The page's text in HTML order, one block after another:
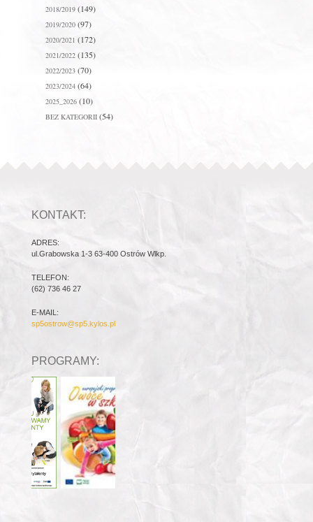
2018/2019(149)
2019/2020(97)
2020/2021 (172)
2021/2022(135)
2022/2023(70)
2023/2024(64)
2025_2026(10)
BEZ KATEGORII(54)
KONTAKT:
ADRES:
ul.Grabowska 1-3 63-400 Ostrów Wlkp.
TELEFON:
(62) 736 46 27
E-MAIL:
sp5ostrow@sp5.kylos.pl
PROGRAMY: